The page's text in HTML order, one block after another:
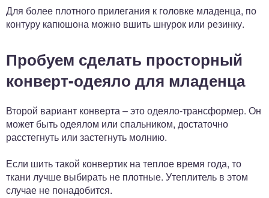
Для более плотного прилегания к головке младенца, по
контуру капюшона можно вшить шнурок или резинку.
Пробуем сделать просторный
конверт-одеяло для младенца
Второй вариант конверта – это одеяло-трансформер. Он
может быть одеялом или спальником, достаточно
расстегнуть или застегнуть молнию.
Если шить такой конвертик на теплое время года, то
ткани лучше выбирать не плотные. Утеплитель в этом
случае не понадобится.